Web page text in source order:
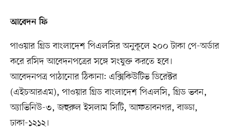
আবেদন ফি
পাওয়ার গ্রিড বাংলাদেশ পিএলসির অনুকূলে ২০০ টাকা পে-অর্ডার
করে রসিদ আবেদনপত্রের সঙ্গে সংযুক্ত করতে হবে।
আবেদনপত্র পাঠানোর ঠিকানা: এক্সিকিউটিভ ডিরেক্টর
(এইচআরএম), পাওয়ার গ্রিড বাংলাদেশ পিএলসি, গ্রিড ভবন,
অ্যাভিনিউ-৩, জহুরুল ইসলাম সিটি, আফতাবনগর, বাড্ডা,
ঢাকা-১২১২।